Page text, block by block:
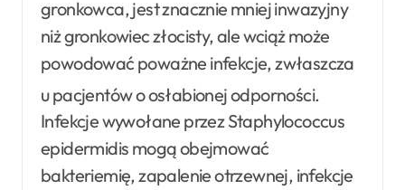
gronkowca, jest znacznie mniej inwazyjny
niż gronkowiec złocisty, ale wciąż może
powodować poważne infekcje, zwłaszcza
u pacjentów o osłabionej odporności.
Infekcje wywołane przez Staphylococcus
epidermidis mogą obejmować
bakteriemię, zapalenie otrzewnej, infekcje